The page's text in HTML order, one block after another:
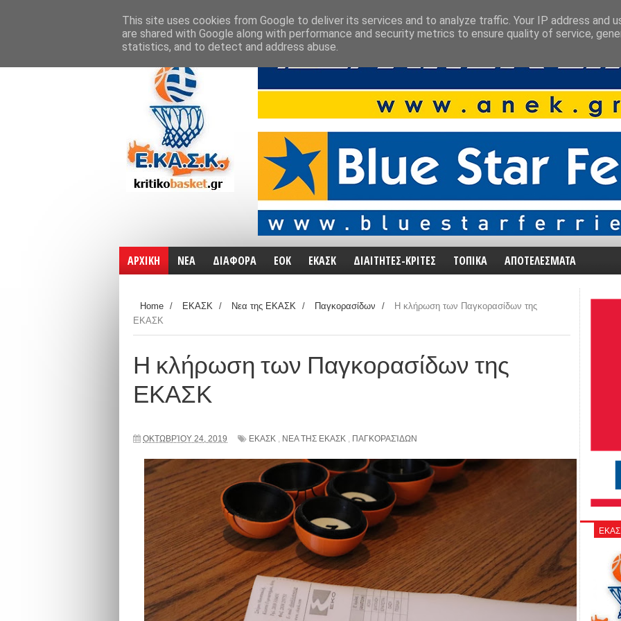
ΑΡΧΙΚΗ ΝΕΑ ΔΙΑΦΟΡΑ ΕΟΚ ΕΚΑΣΚ ΔΙΑΙΤΗΤΕΣ-ΚΡΙΤΕΣ ΤΟΠΙΚΑ ΑΠΟΤΕΛΕΣΜΑΤΑ
Home / ΕΚΑΣΚ / Νεα της ΕΚΑΣΚ / Παγκορασίδων /
Η κλήρωση των Παγκορασίδων της
ΕΚΑΣΚ
Η κλήρωση των Παγκορασίδων της
ΕΚΑΣΚ
ΟΚΤΩΒΡΊΟΥ 24, 2019 ΕΚΑΣΚ , ΝΕΑ ΤΗΣ ΕΚΑΣΚ , ΠΑΓΚΟΡΑΣΊΔΩΝ
This site uses cookies from Google to deliver its services and to analyze traffic. Your IP address and
are shared with Google along with performance and security metrics to ensure quality of service,
statistics, and to detect and address abuse.